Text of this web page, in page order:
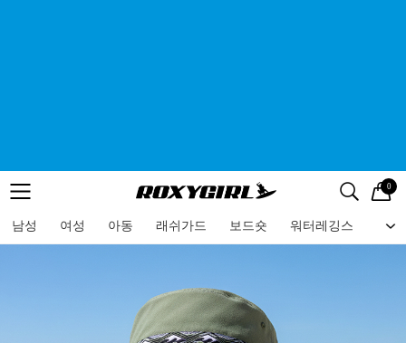
메뉴 검색
로고 0
남성 여성 아동 래쉬가드 보드숏 워터레깅스 비
메뉴